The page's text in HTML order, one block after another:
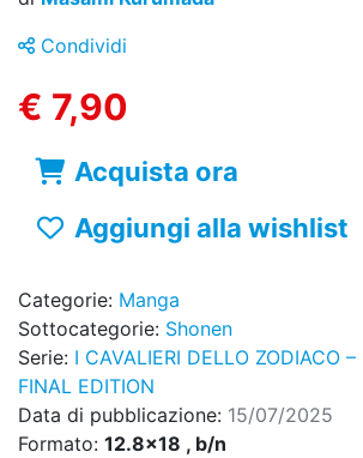
Condividi
€ 7,90
Acquista ora
Aggiungi alla wishlist
Categorie: Manga
Sottocategorie: Shonen
Serie: I CAVALIERI DELLO ZODIACO
FINAL EDITION
Data di pubblicazione: 15/07/2025
Formato: 12.8x18 , b/n